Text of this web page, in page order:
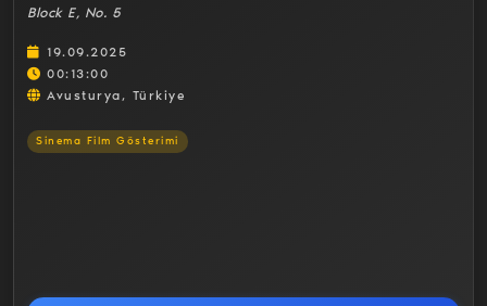
Block E, No. 5
19.09.2025
00:13:00
Avusturya, Türkiye
Sinema Film Gösterimi